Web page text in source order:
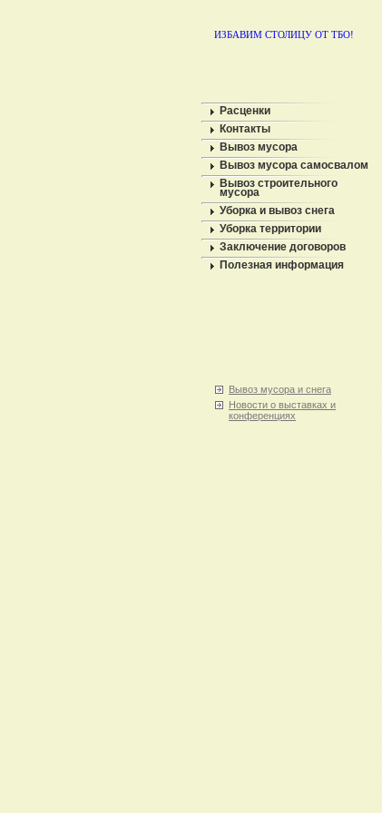
ИЗБАВИМ СТОЛИЦУ ОТ ТБО!
Расценки
Контакты
Вывоз мусора
Вывоз мусора самосвалом
Вывоз строительного
мусора
Уборка и вывоз снега
Уборка территории
Заключение договоров
Полезная информация
Вывоз мусора и снега
Новости о выставках и
конференциях